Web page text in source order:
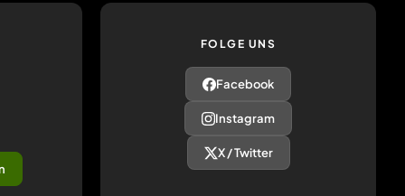
FOLGE UNS
Facebook
Instagram
X / Twitter